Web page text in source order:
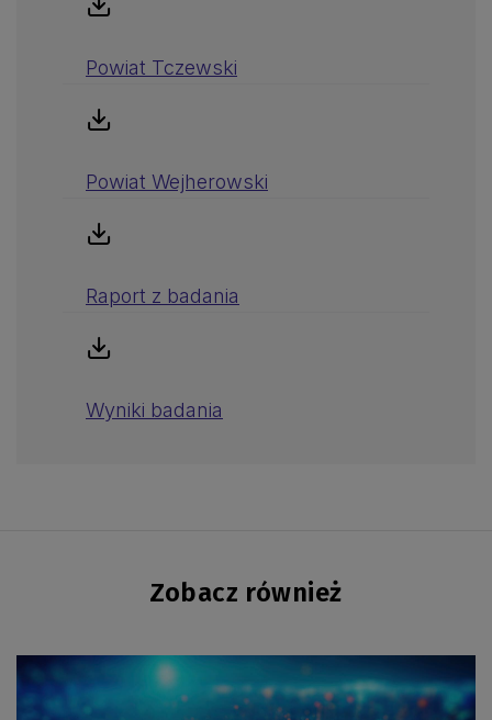
Powiat Tczewski
Powiat Wejherowski
Raport z badania
Wyniki badania
Zobacz również